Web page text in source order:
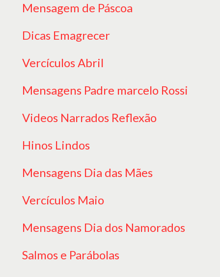
Mensagem de Páscoa
Dicas Emagrecer
Vercículos Abril
Mensagens Padre marcelo Rossi
Videos Narrados Reflexão
Hinos Lindos
Mensagens Dia das Mães
Vercículos Maio
Mensagens Dia dos Namorados
Salmos e Parábolas